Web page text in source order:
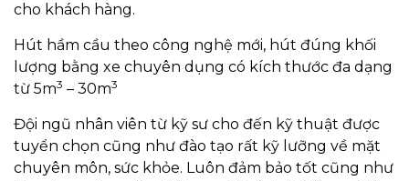
cho khách hàng.
Hút hầm cầu theo công nghệ mới, hút đúng khối
lượng bằng xe chuyên dụng có kích thước đa dạng
từ 5m3 – 30m3
Đội ngũ nhân viên từ kỹ sư cho đến kỹ thuật được
tuyển chọn cũng như đào tạo rất kỹ lưỡng về mặt
chuyên môn, sức khỏe. Luôn đảm bảo tốt cũng như